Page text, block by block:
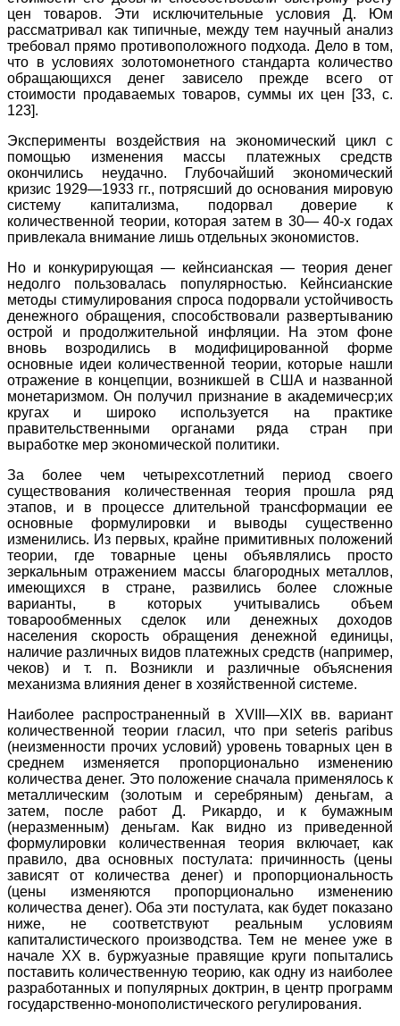
цен товаров. Эти исключительные условия Д. Юм
рассматривал как типичные, между тем научный анализ
требовал прямо противоположного подхода. Дело в том,
что в условиях золотомонетного стандарта количество
обращающихся денег зависело прежде всего от
стоимости продаваемых товаров, суммы их цен [33, с.
123].
Эксперименты воздействия на экономический цикл с
помощью изменения массы платежных средств
окончились неудачно. Глубочайший экономический
кризис 1929—1933 гг., потрясший до основания мировую
систему капитализма, подорвал доверие к
количественной теории, которая затем в 30— 40-х годах
привлекала внимание лишь отдельных экономистов.
Но и конкурирующая — кейнсианская — теория денег
недолго пользовалась популярностью. Кейнсианские
методы стимулирования спроса подорвали устойчивость
денежного обращения, способствовали развертыванию
острой и продолжительной инфляции. На этом фоне
вновь возродились в модифицированной форме
основные идеи количественной теории, которые нашли
отражение в концепции, возникшей в США и названной
монетаризмом. Он получил признание в академичеср;их
кругах и широко используется на практике
правительственными органами ряда стран при
выработке мер экономической политики.
За более чем четырехсотлетний период своего
существования количественная теория прошла ряд
этапов, и в процессе длительной трансформации ее
основные формулировки и выводы существенно
изменились. Из первых, крайне примитивных положений
теории, где товарные цены объявлялись просто
зеркальным отражением массы благородных металлов,
имеющихся в стране, развились более сложные
варианты, в которых учитывались объем
товарообменных сделок или денежных доходов
населения скорость обращения денежной единицы,
наличие различных видов платежных средств (например,
чеков) и т. п. Возникли и различные объяснения
механизма влияния денег в хозяйственной системе.
Наиболее распространенный в XVIII—XIX вв. вариант
количественной теории гласил, что при seteris paribus
(неизменности прочих условий) уровень товарных цен в
среднем изменяется пропорционально изменению
количества денег. Это положение сначала применялось к
металлическим (золотым и серебряным) деньгам, а
затем, после работ Д. Рикардо, и к бумажным
(неразменным) деньгам. Как видно из приведенной
формулировки количественная теория включает, как
правило, два основных постулата: причинность (цены
зависят от количества денег) и пропорциональность
(цены изменяются пропорционально изменению
количества денег). Оба эти постулата, как будет показано
ниже, не соответствуют реальным условиям
капиталистического производства. Тем не менее уже в
начале XX в. буржуазные правящие круги попытались
поставить количественную теорию, как одну из наиболее
разработанных и популярных доктрин, в центр программ
государственно-монополистического регулирования.